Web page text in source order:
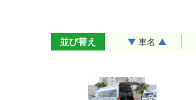
並び替え ▼ 車名 ▲